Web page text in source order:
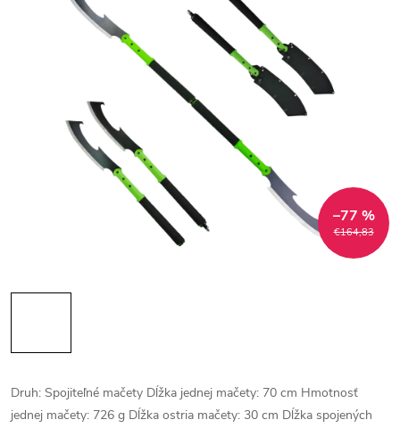
€164,83
–77 %
Druh: Spojiteľné mačety Dĺžka jednej mačety: 70 cm Hmotnosť
jednej mačety: 726 g Dĺžka ostria mačety: 30 cm Dĺžka spojených